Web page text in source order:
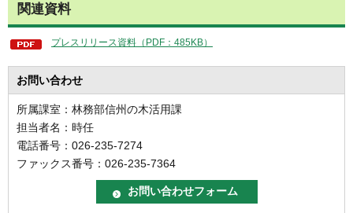
関連資料
プレスリリース資料（PDF：485KB）
お問い合わせ
所属課室：林務部信州の木活用課
担当者名：時任
電話番号：026-235-7274
ファックス番号：026-235-7364